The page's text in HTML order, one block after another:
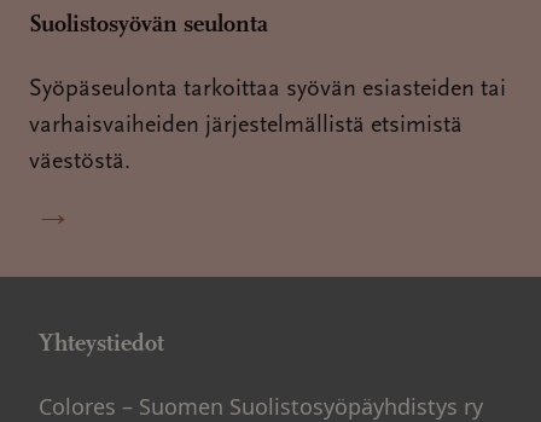
Suolistosyövän seulonta
Syöpäseulonta tarkoittaa syövän esiasteiden tai
varhaisvaiheiden järjestelmällistä etsimistä
väestöstä.
→
Yhteystiedot
Colores – Suomen Suolistosyöpäyhdistys ry